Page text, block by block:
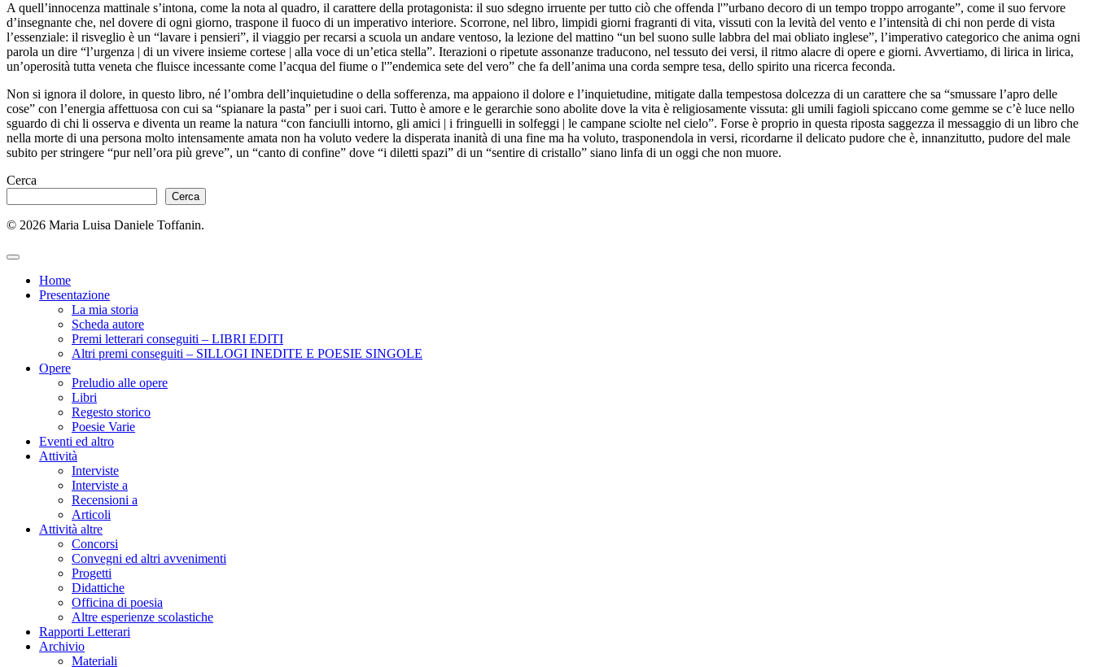
A quell’innocenza mattinale s’intona, come la nota al quadro, il carattere della protagonista: il suo sdegno irruente per tutto ciò che offenda l'”urbano decoro di un tempo troppo arrogante”, come il suo fervore
d’insegnante che, nel dovere di ogni giorno, traspone il fuoco di un imperativo interiore. Scorrone, nel libro, limpidi giorni fragranti di vita, vissuti con la levità del vento e l’intensità di chi non perde di vista
l’essenziale: il risveglio è un “lavare i pensieri”, il viaggio per recarsi a scuola un andare ventoso, la lezione del mattino “un bel suono sulle labbra del mai obliato inglese”, l’imperativo categorico che anima ogni
parola un dire “l’urgenza | di un vivere insieme cortese | alla voce di un’etica stella”. Iterazioni o ripetute assonanze traducono, nel tessuto dei versi, il ritmo alacre di opere e giorni. Avvertiamo, di lirica in lirica,
un’operosità tutta veneta che fluisce incessante come l’acqua del fiume o l'”endemica sete del vero” che fa dell’anima una corda sempre tesa, dello spirito una ricerca feconda.
Non si ignora il dolore, in questo libro, né l’ombra dell’inquietudine o della sofferenza, ma appaiono il dolore e l’inquietudine, mitigate dalla tempestosa dolcezza di un carattere che sa “smussare l’apro delle
cose” con l’energia affettuosa con cui sa “spianare la pasta” per i suoi cari. Tutto è amore e le gerarchie sono abolite dove la vita è religiosamente vissuta: gli umili fagioli spiccano come gemme se c’è luce nello
sguardo di chi li osserva e diventa un reame la natura “con fanciulli intorno, gli amici | i fringuelli in solfeggi | le campane sciolte nel cielo”. Forse è proprio in questa riposta saggezza il messaggio di un libro che
nella morte di una persona molto intensamente amata non ha voluto vedere la disperata inanità di una fine ma ha voluto, trasponendola in versi, ricordarne il delicato pudore che è, innanzitutto, pudore del male
subito per stringere “pur nell’ora più greve”, un “canto di confine” dove “i diletti spazi” di un “sentire di cristallo” siano linfa di un oggi che non muore.
Cerca
Cerca
© 2026 Maria Luisa Daniele Toffanin.
Home
Presentazione
La mia storia
Scheda autore
Premi letterari conseguiti – LIBRI EDITI
Altri premi conseguiti – SILLOGI INEDITE E POESIE SINGOLE
Opere
Preludio alle opere
Libri
Regesto storico
Poesie Varie
Eventi ed altro
Attività
Interviste
Interviste a
Recensioni a
Articoli
Attività altre
Concorsi
Convegni ed altri avvenimenti
Progetti
Didattiche
Officina di poesia
Altre esperienze scolastiche
Rapporti Letterari
Archivio
Materiali